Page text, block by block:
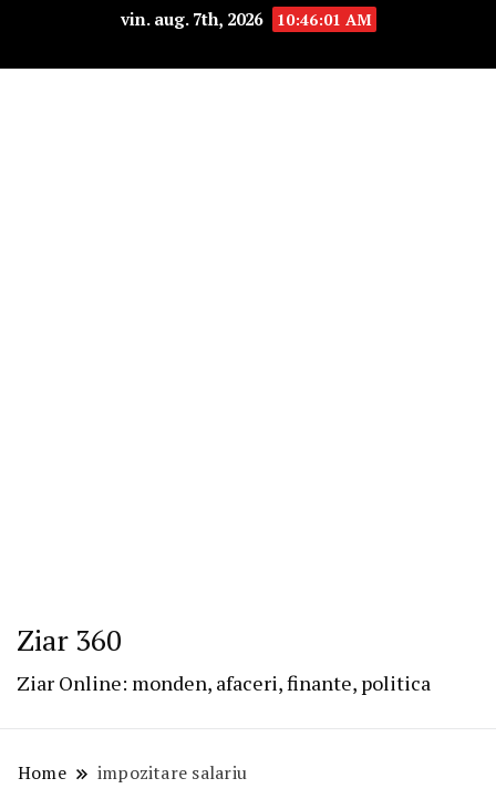
vin. aug. 7th, 2026 10:46:02 AM
Ziar 360
Ziar Online: monden, afaceri, finante, politica
Home impozitare salariu